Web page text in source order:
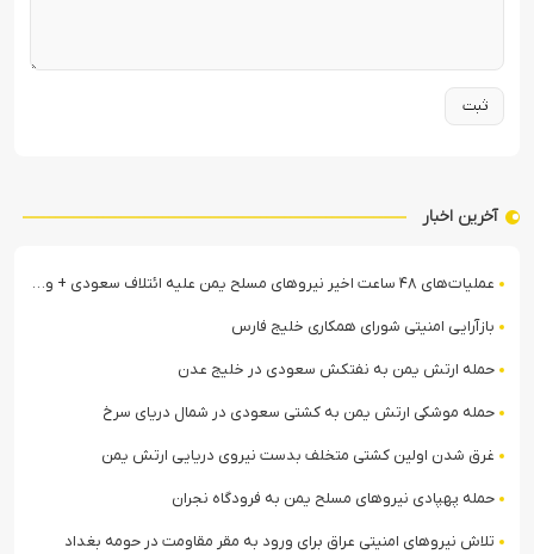
آخرین اخبار
عملیات‌های ۴۸ ساعت اخیر نیروهای مسلح یمن علیه ائتلاف سعودی + ویدیو
بازآرایی امنیتی شورای همکاری خلیج فارس
حمله ارتش یمن به نفتکش سعودی در خلیج عدن
حمله موشکی ارتش یمن به کشتی سعودی در شمال دریای سرخ
غرق شدن اولین کشتی متخلف بدست نیروی دریایی ارتش یمن
حمله پهپادی نیروهای مسلح یمن به فرودگاه نجران
تلاش نیروهای امنیتی عراق برای ورود به مقر مقاومت در حومه بغداد